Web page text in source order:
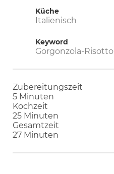
Küche
Italienisch
Keyword
Gorgonzola-Risotto
Zubereitungszeit
5Minuten
Minuten
Kochzeit
25Minuten
Minuten
Gesamtzeit
27Minuten
Minuten